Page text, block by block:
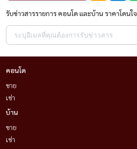
รับข่าวสารรายการ คอนโด และบ้าน ราคาโดนใจ
คอนโด
ขาย
เช่า
บ้าน
ขาย
เช่า